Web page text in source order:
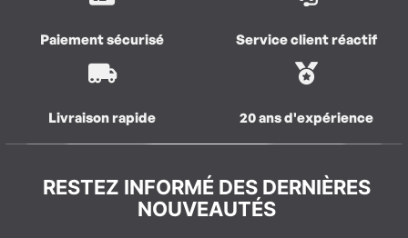
Paiement sécurisé Service client réactif
Livraison rapide 20 ans d'expérience
RESTEZ INFORMÉ DES DERNIÈRES
NOUVEAUTÉS